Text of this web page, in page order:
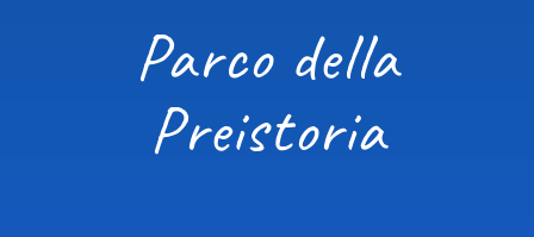
Parco della
Preistoria